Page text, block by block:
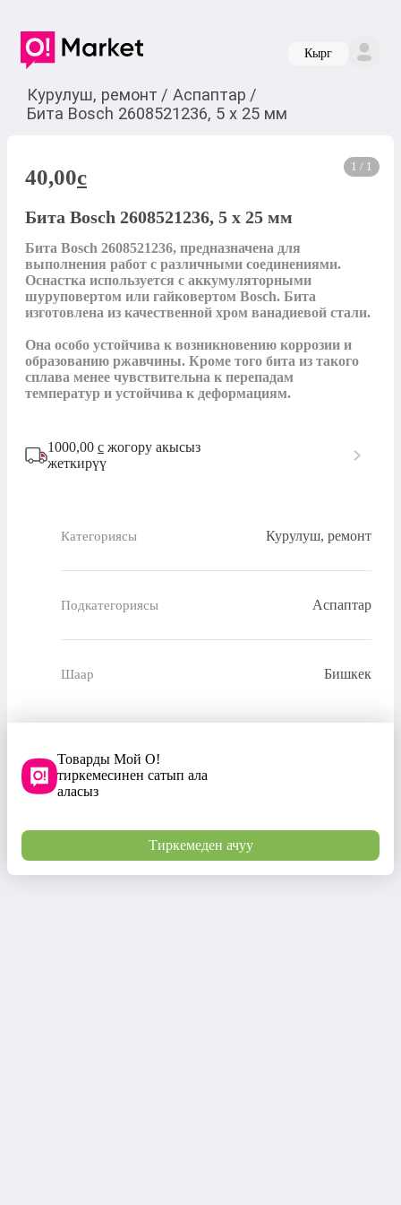
Кырг
Курулуш, ремонт / Аспаптар /
Бита Вosch 2608521236, 5 х 25 мм
1 / 1
40,00c
Бита Вosch 2608521236, 5 х 25 мм
Бита Вosch 2608521236, предназначена для
выполнения работ с различными соединениями.
Оснастка используется с аккумуляторными
шуруповертом или гайковертом Bosch. Бита
изготовлена из качественной хром ванадиевой стали.
Она особо устойчива к возникновению коррозии и
образованию ржавчины. Кроме того бита из такого
сплава менее чувствительна к перепадам
температур и устойчива к деформациям.
1000,00 с жогору акысыз
жеткирүү
Категориясы Курулуш, ремонт
Подкатегориясы Аспаптар
Шаар Бишкек
Товарды Мой О!
тиркемесинен сатып ала
аласыз
Тиркемеден ачуу